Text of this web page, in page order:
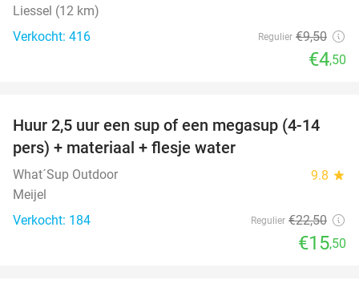
Liessel (12 km)
Verkocht: 416
Regulier €9,50
€4,50
31%
Huur 2,5 uur een sup of een megasup (4-14
pers) + materiaal + flesje water
What´Sup Outdoor 9.8 star
Meijel
Verkocht: 184
Regulier €22,50
€15,50